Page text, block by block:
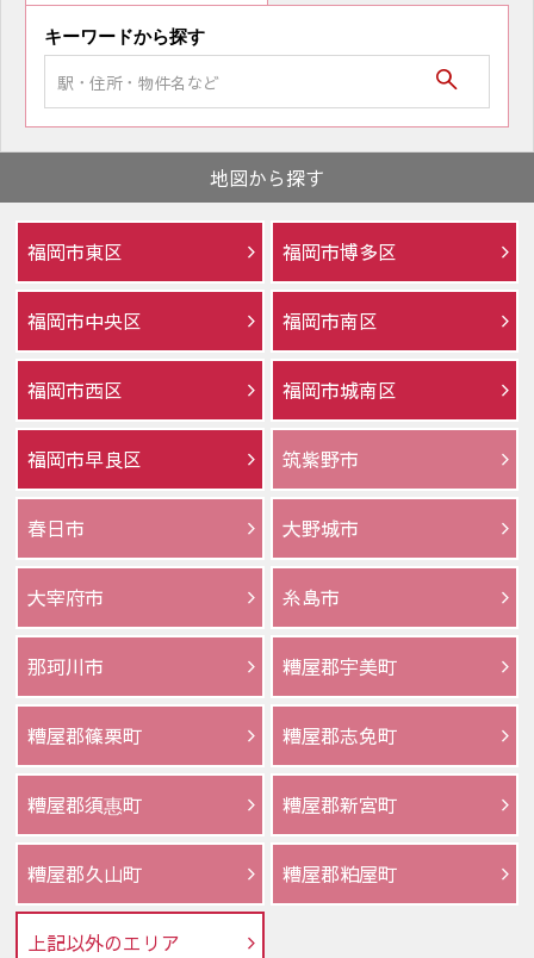
キーワードから探す
地図から探す
福岡市東区 福岡市博多区
福岡市中央区 福岡市南区
福岡市西区 福岡市城南区
福岡市早良区 筑紫野市
春日市 大野城市
大宰府市 糸島市
那珂川市 糟屋郡宇美町
糟屋郡篠栗町 糟屋郡志免町
糟屋郡須惠町 糟屋郡新宮町
糟屋郡久山町 糟屋郡粕屋町
上記以外のエリア